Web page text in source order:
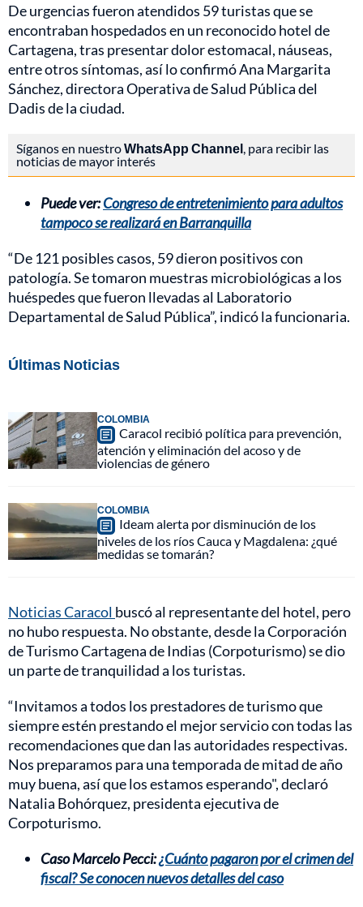
De urgencias fueron atendidos 59 turistas que se
encontraban hospedados en un reconocido hotel de
Cartagena, tras presentar dolor estomacal, náuseas,
entre otros síntomas, así lo confirmó Ana Margarita
Sánchez, directora Operativa de Salud Pública del
Dadis de la ciudad.
Síganos en nuestroWhatsApp Channel , para recibir las
noticias de mayor interés
Puede ver:Congreso de entretenimiento para adultos
tampoco se realizará en Barranquilla
“De 121 posibles casos, 59 dieron positivos con
patología. Se tomaron muestras microbiológicas a los
huéspedes que fueron llevadas al Laboratorio
Departamental de Salud Pública”, indicó la funcionaria.
Últimas Noticias
COLOMBIA
Caracol recibió política para prevención,
atención y eliminación del acoso y de
violencias de género
COLOMBIA
Ideam alerta por disminución de los
niveles de los ríos Cauca y Magdalena: ¿qué
medidas se tomarán?
Noticias Caracol buscó al representante del hotel, pero
no hubo respuesta. No obstante, desde la Corporación
de Turismo Cartagena de Indias (Corpoturismo) se dio
un parte de tranquilidad a los turistas.
“Invitamos a todos los prestadores de turismo que
siempre estén prestando el mejor servicio con todas las
recomendaciones que dan las autoridades respectivas.
Nos preparamos para una temporada de mitad de año
muy buena, así que los estamos esperando", declaró
Natalia Bohórquez, presidenta ejecutiva de
Corpoturismo.
Caso Marcelo Pecci:¿Cuánto pagaron por el crimen del
fiscal? Se conocen nuevos detalles del caso